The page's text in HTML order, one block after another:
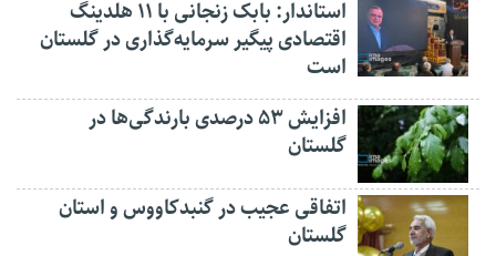
استاندار: بابک زنجانی با ۱۱ هلدینگ
اقتصادی پیگیر سرمایه‌گذاری در گلستان
است
افزایش ۵۳ درصدی بارندگی‌ها در
گلستان
اتفاقی عجیب در‌ گنبدکاووس و استان
گلستان